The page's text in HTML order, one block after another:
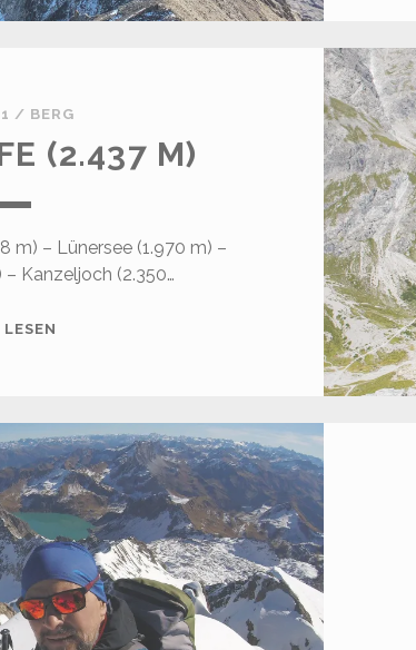
/ BERG
(2.437 M)
m) – Lünersee (1.970 m) –
Kanzeljoch (2.350…